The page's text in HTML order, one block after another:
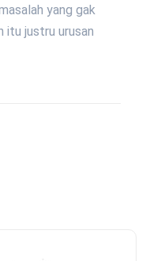
yang gak
itu justru urusan